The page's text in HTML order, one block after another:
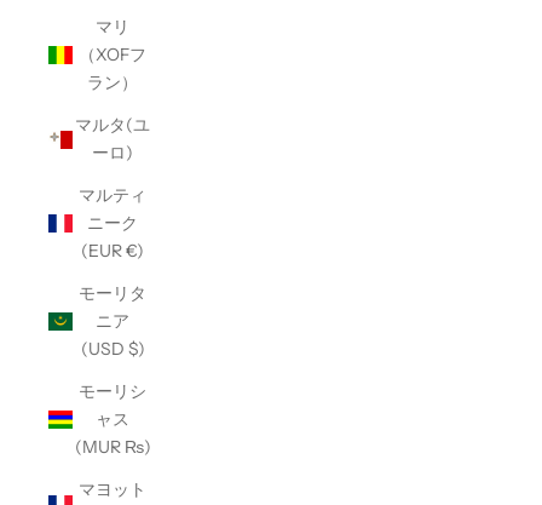
マリ
（XOFフ
ラン）
マルタ(ユ
ーロ)
マルティ
ニーク
(EUR €)
モーリタ
ニア
(USD $)
モーリシ
ャス
(MUR ₨)
マヨット